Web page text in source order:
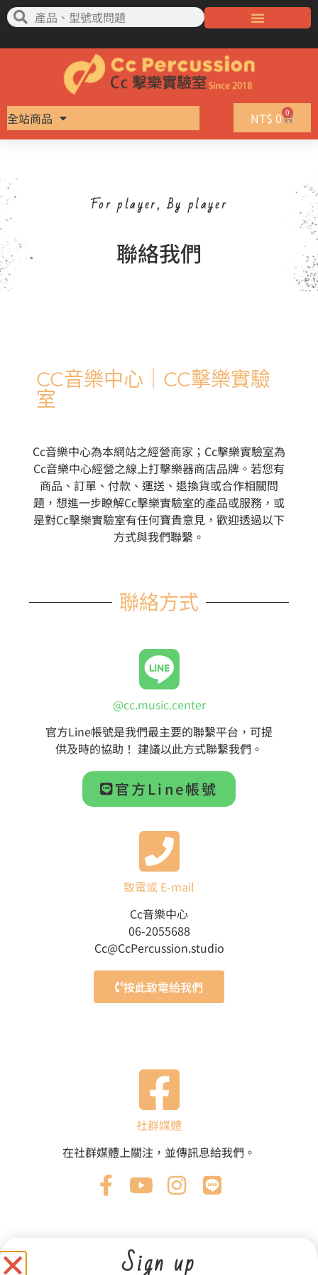
全站商品 NT$ 0 0
For player, By player
聯絡我們
CC音樂中心｜CC擊樂實驗
室
Cc音樂中心為本網站之經營商家；Cc擊樂實驗室為
Cc音樂中心經營之線上打擊樂器商店品牌。若您有
商品、訂單、付款、運送、退換貨或合作相關問
題，想進一步瞭解Cc擊樂實驗室的產品或服務，或
是對Cc擊樂實驗室有任何寶貴意見，歡迎透過以下
方式與我們聯繫。
聯絡方式
@cc.music.center
官方Line帳號是我們最主要的聯繫平台，可提
供及時的協助！ 建議以此方式聯繫我們。
官方Line帳號
致電或 E-mail
Cc音樂中心
06-2055688
Cc@CcPercussion.studio
按此致電給我們
社群媒體
在社群媒體上關注，並傳訊息給我們。
Sign up